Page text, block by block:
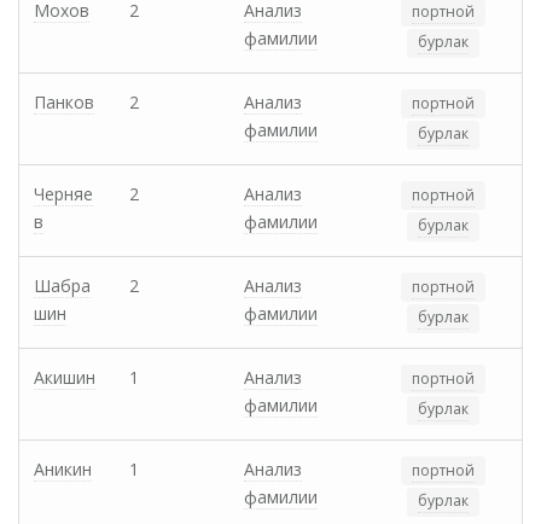
Мохов 2
Анализ
фамилии
портной
бурлак
Панков 2
Анализ
фамилии
портной
бурлак
Черняе
в
2
Анализ
фамилии
портной
бурлак
Шабра
шин
2
Анализ
фамилии
портной
бурлак
Акишин 1
Анализ
фамилии
портной
бурлак
Аникин 1
Анализ
фамилии
портной
бурлак